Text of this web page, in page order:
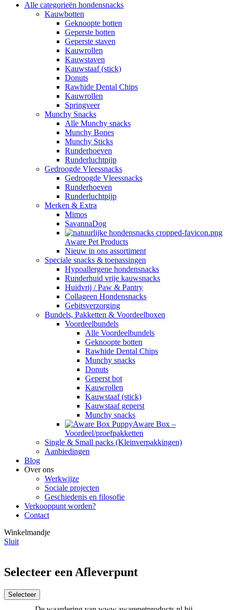
Alle categorieën hondensnacks
Kauwbotten
Geknoopte botten
Geperste botten
Geperste staven
Kauwrollen
Kauwstaven
Kauwstaaf (stick)
Donuts
Rawhide Dental Chips
Kauwrollen
Springveer
Munchy Snacks
Alle Munchy snacks
Munchy Bones
Munchy Sticks
Runderhoeven
Runderluchtpijp
Gedroogde Vleessnacks
Gedroogde Vleessnacks
Runderhoeven
Runderluchtpijp
Merken & Extra
Mimos
SavannaDog
Aware Pet Products
Nieuw in ons assortiment
Speciale snacks & toepassingen
Hypoallergene hondensnacks
Runderhuid vrije kauwsnacks
Huidvrij / Paw & Pantry
Collageen Hondensnacks
Gebitsverzorging
Bundels, Pakketten & Voordeelboxen
Voordeelbundels
Alle Voordeelbundels
Geknoopte botten
Rawhide Dental Chips
Munchy snacks
Donuts
Geperst bot
Kauwrollen
Kauwstaaf (stick)
Kauwstaaf geperst
Munchy snacks
Aware Box –
Voordeel/proefpakketten
Single & Small packs (Kleinverpakkingen)
Aanbiedingen
Blog
Over ons
Werkwijze
Sociale projecten
Geschiedenis en filosofie
Verkooppunt worden?
Contact
Winkelmandje
Sluit
Selecteer een Afleverpunt
Selecteer